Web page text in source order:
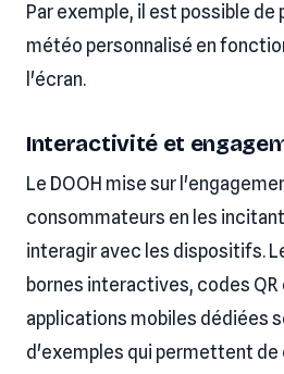
Par exemple, il est possible de
météo personnalisé en
l'écran.
Interactivité et
Le DOOH mise sur
consommateurs en les
interagir avec les dispositifs.
bornes interactives, codes QR
applications mobiles dédiées
d'exemples qui permettent de